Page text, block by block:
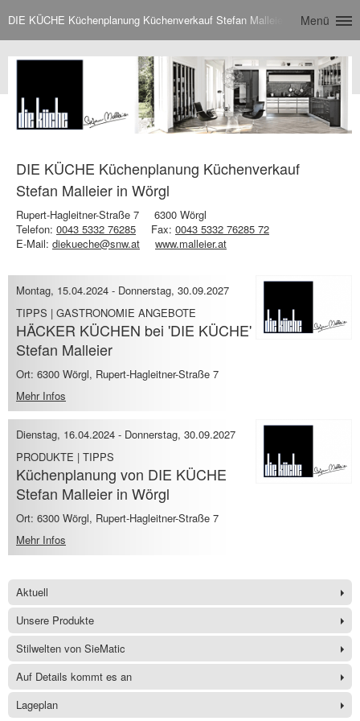
DIE KÜCHE Küchenplanung Küchenverkauf Stefan Malleier in Wörgl
Menü
DIE KÜCHE Küchenplanung Küchenverkauf
Stefan Malleier in Wörgl
Rupert-Hagleitner-Straße 7
6300 Wörgl
Telefon: 0043 5332 76285 Fax: 0043 5332 76285 72
E-Mail: diekueche@snw.at www.malleier.at
Montag, 15.04.2024 - Donnerstag, 30.09.2027
TIPPS | GASTRONOMIE ANGEBOTE
HÄCKER KÜCHEN bei 'DIE KÜCHE'
Stefan Malleier
Ort: 6300 Wörgl, Rupert-Hagleitner-Straße 7
Mehr Infos
Dienstag, 16.04.2024 - Donnerstag, 30.09.2027
PRODUKTE | TIPPS
Küchenplanung von DIE KÜCHE
Stefan Malleier in Wörgl
Ort: 6300 Wörgl, Rupert-Hagleitner-Straße 7
Mehr Infos
Aktuell
Unsere Produkte
Stilwelten von SieMatic
Auf Details kommt es an
Lageplan